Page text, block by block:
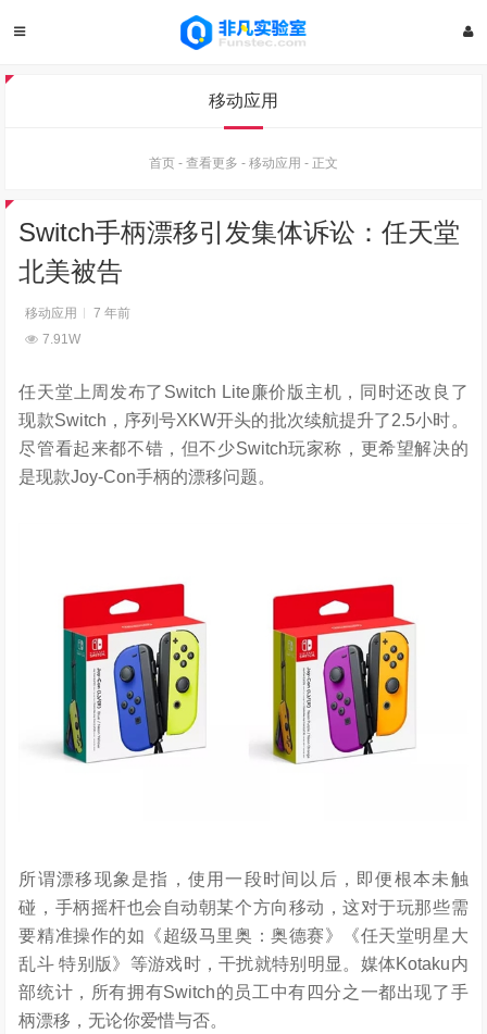
移动应用
首页 - 查看更多 - 移动应用 - 正文
Switch手柄漂移引发集体诉讼：任天堂
北美被告
移动应用
7 年前
7.91W
任天堂上周发布了Switch Lite廉价版主机，同时还改良了
现款Switch，序列号XKW开头的批次续航提升了2.5小时。
尽管看起来都不错，但不少Switch玩家称，更希望解决的
是现款Joy-Con手柄的漂移问题。
所谓漂移现象是指，使用一段时间以后，即便根本未触
碰，手柄摇杆也会自动朝某个方向移动，这对于玩那些需
要精准操作的如《超级马里奥：奥德赛》《任天堂明星大
乱斗 特别版》等游戏时，干扰就特别明显。媒体Kotaku内
部统计，所有拥有Switch的员工中有四分之一都出现了手
柄漂移，无论你爱惜与否。